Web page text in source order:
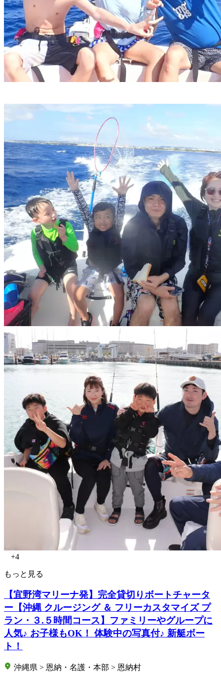
+4
もっと見る
【宜野湾マリーナ発】完全貸切りボートチャータ
ー【沖縄 クルージング ＆ フリーカスタマイズ プ
ラン・３.５時間コース】ファミリーやグループに
人気♪ お子様もOK！ 体験中の写真付♪ 新艇ボー
ト！
沖縄県 > 恩納・名護・本部 > 恩納村